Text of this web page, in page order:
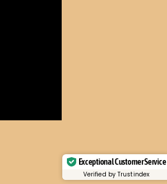
Exceptional Customer Service
Verified by Trustindex